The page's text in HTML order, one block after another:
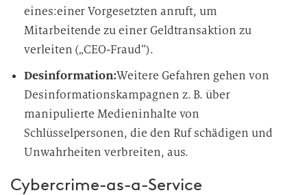
eines:einer Vorgesetzten anruft, um
Mitarbeitende zu einer Geldtransaktion zu
verleiten („CEO-Fraud“).
Desinformation:Weitere Gefahren gehen von
Desinformationskampagnen z. B. über
manipulierte Medieninhalte von
Schlüsselpersonen, die den Ruf schädigen und
Unwahrheiten verbreiten, aus.
Cybercrime-as-a-Service